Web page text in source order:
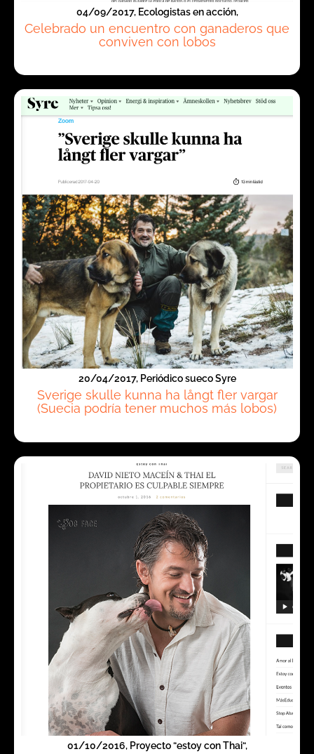
04/09/2017, Ecologistas en acción,
Celebrado un encuentro con ganaderos que
conviven con lobos
20/04/2017, Periódico sueco Syre
Sverige skulle kunna ha långt fler vargar
(Suecia podría tener muchos más lobos)
01/10/2016, Proyecto “estoy con Thai“,